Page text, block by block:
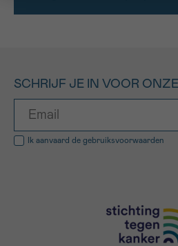
SCHRIJF JE IN VOOR
Ik aanvaard de gebruiksvoorwaarden